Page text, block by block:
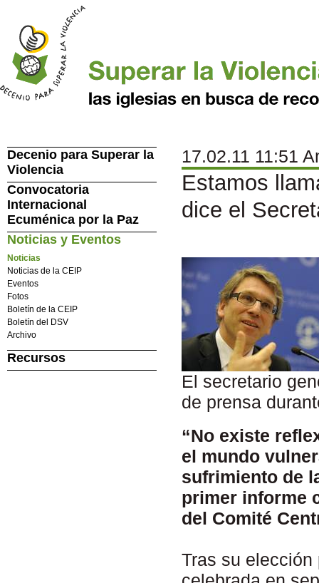
17.02.11 11:51
Estamos
dice el
El secretario
de prensa
“No existe
el mundo
sufrimiento de
primer informe
del Comité
Tras su elección
Decenio para Superar la
Violencia
Convocatoria
Internacional
Ecuménica por la Paz
Noticias y Eventos
Noticias
Noticias de la CEIP
Eventos
Fotos
Boletín de la CEIP
Boletín del DSV
Archivo
Recursos